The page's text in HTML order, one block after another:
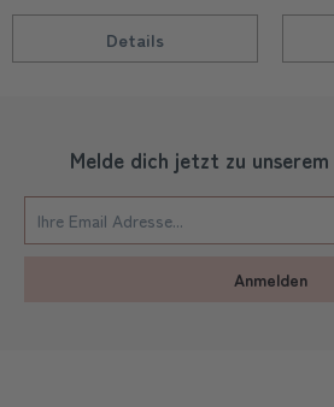
Details
Melde dich jetzt zu
Anmelden